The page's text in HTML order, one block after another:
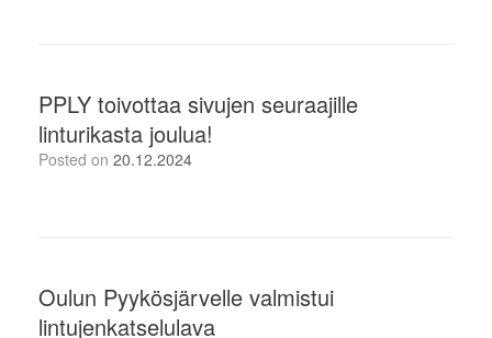
PPLY toivottaa sivujen seuraajille
linturikasta joulua!
Posted on 20.12.2024
Oulun Pyykösjärvelle valmistui
lintujenkatselulava